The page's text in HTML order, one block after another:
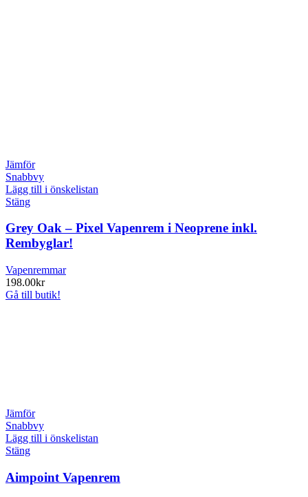
Jämför
Snabbvy
Lägg till i önskelistan
Stäng
Grey Oak – Pixel Vapenrem i Neoprene inkl.
Rembyglar!
Vapenremmar
198.00kr
Gå till butik!
Jämför
Snabbvy
Lägg till i önskelistan
Stäng
Aimpoint Vapenrem